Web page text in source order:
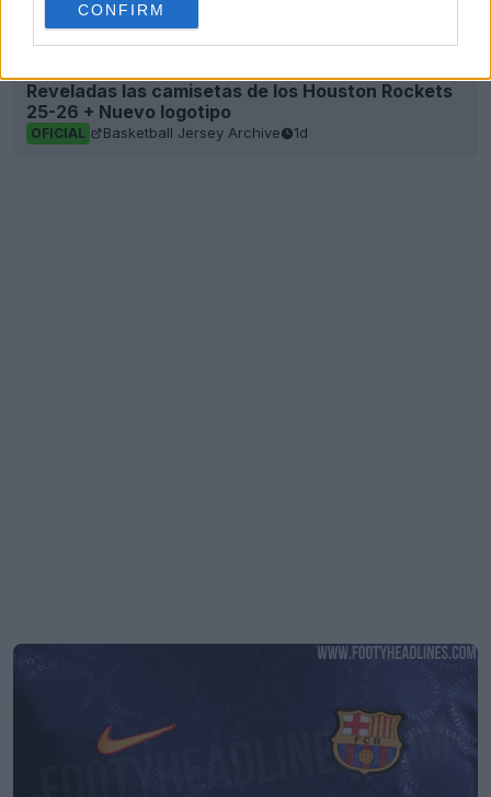
CONFIRM
Reveladas las camisetas de los Houston Rockets
25-26 + Nuevo logotipo
OFICIAL Basketball Jersey Archive 1d